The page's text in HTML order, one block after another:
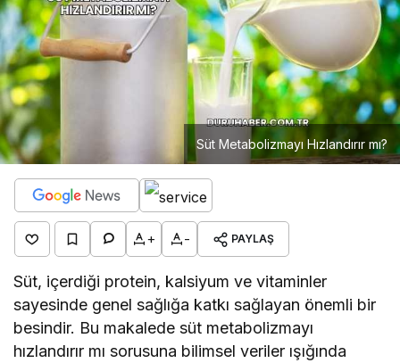
Süt Metabolizmayı Hızlandırır mı?
+ - PAYLAŞ
Süt, içerdiği protein, kalsiyum ve vitaminler
sayesinde genel sağlığa katkı sağlayan önemli bir
besindir. Bu makalede süt metabolizmayı
hızlandırır mı sorusuna bilimsel veriler ışığında